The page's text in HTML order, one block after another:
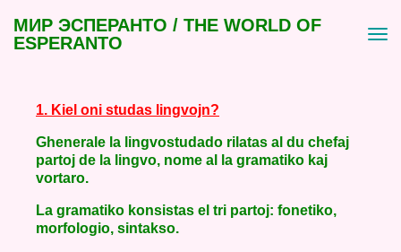
МИР ЭСПЕРАНТО / THE WORLD OF
ESPERANTO
1. Kiel oni studas lingvojn?
Ghenerale la lingvostudado rilatas al du chefaj
partoj de la lingvo, nome al la gramatiko kaj
vortaro.
La gramatiko konsistas el tri partoj: fonetiko,
morfologio, sintakso.